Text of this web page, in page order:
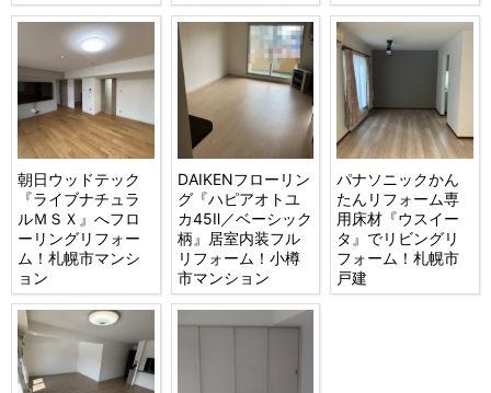
朝日ウッドテック
『ライブナチュラ
ルＭＳＸ』へフロ
ーリングリフォー
ム！札幌市マンシ
ョン
DAIKENフローリン
グ『ハピアオトユ
カ45Ⅱ／ベーシック
柄』居室内装フル
リフォーム！小樽
市マンション
パナソニックかん
たんリフォーム専
用床材『ウスイー
タ』でリビングリ
フォーム！札幌市
戸建